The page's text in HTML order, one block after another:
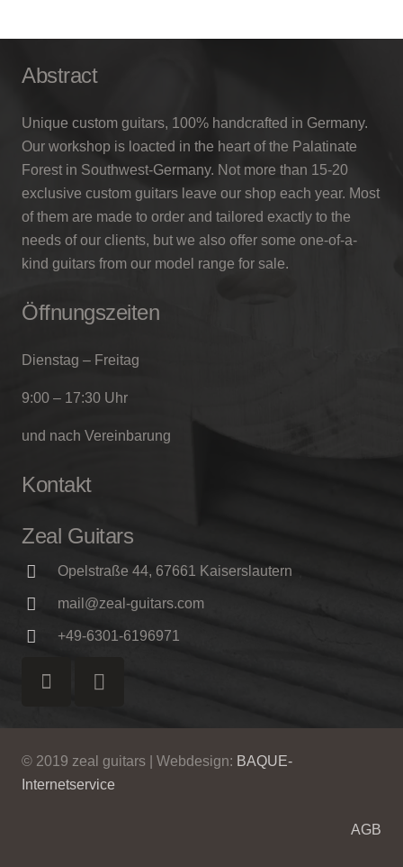
Abstract
Unique custom guitars, 100% handcrafted in Germany.
Our workshop is loacted in the heart of the Palatinate
Forest in Southwest-Germany. Not more than 15-20
exclusive custom guitars leave our shop each year. Most
of them are made to order and tailored exactly to the
needs of our clients, but we also offer some one-of-a-
kind guitars from our model range for sale.
Öffnungszeiten
Dienstag – Freitag
9:00 – 17:30 Uhr
und nach Vereinbarung
Kontakt
Zeal Guitars
Opelstraße 44, 67661 Kaiserslautern
mail@zeal-guitars.com
+49-6301-6196971
© 2019 zeal guitars | Webdesign: BAQUE-
Internetservice
AGB